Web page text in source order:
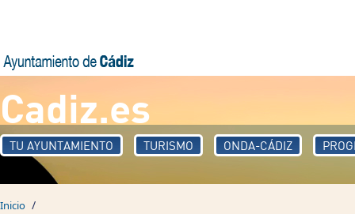
Cadiz.es
TU AYUNTAMIENTO TURISMO ONDA-CÁDIZ
Inicio /